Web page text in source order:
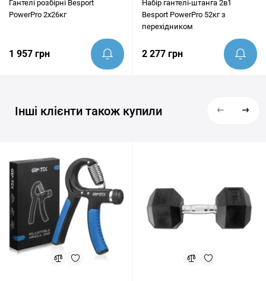
Гантелі розбірні Besport
PowerPro 2х26кг
1 957 грн
Набір гантелі-штанга 2в1
Besport PowerPro 52кг з
перехідником
2 277 грн
Інші клієнти також купили